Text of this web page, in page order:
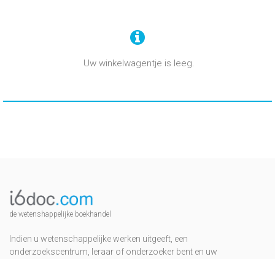
Uw winkelwagentje is leeg.
de wetenshappelijke boekhandel
Indien u wetenschappelijke werken uitgeeft, een
onderzoekscentrum, leraar of onderzoeker bent en uw